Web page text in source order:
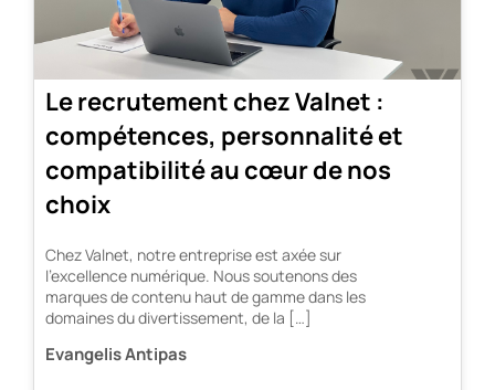
Le recrutement chez Valnet :
compétences, personnalité et
compatibilité au cœur de nos
choix
Chez Valnet, notre entreprise est axée sur
l’excellence numérique. Nous soutenons des
marques de contenu haut de gamme dans les
domaines du divertissement, de la […]
Evangelis Antipas